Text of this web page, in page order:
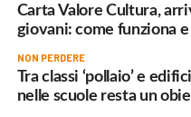
Carta Valore Cultura,
giovani: come funziona
NON PERDERE
Tra classi ‘pollaio’ e
nelle scuole resta un